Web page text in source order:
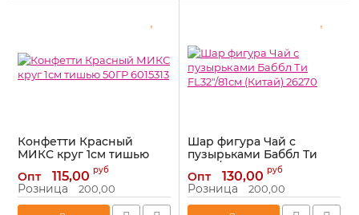
Конфетти Красный
МИКС круг 1см тишью
Артикул: 6015313
Опт 115,00 руб
Розница 200,00
Шар фигура Чай с
пузырьками Баббл Ти
FL32"/81см (Китай) 26270
Артикул: 26270
Опт 130,00 руб
Розница 200,00